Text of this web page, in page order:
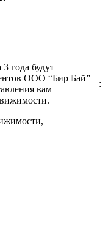
года будут
ООО “Бир Бай”
вам
: